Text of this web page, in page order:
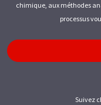
chimique, aux méthodes
processus
Suivez